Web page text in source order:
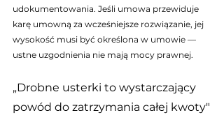
udokumentowania. Jeśli umowa przewiduje
karę umowną za wcześniejsze rozwiązanie, jej
wysokość musi być określona w umowie —
ustne uzgodnienia nie mają mocy prawnej.
„Drobne usterki to wystarczający
powód do zatrzymania całej kwoty"